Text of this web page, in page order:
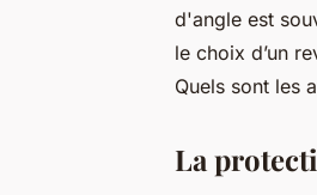
d'angle est
le choix d’un
Quels sont les
La